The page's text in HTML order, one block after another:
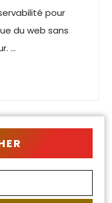
pour
du web sans
...